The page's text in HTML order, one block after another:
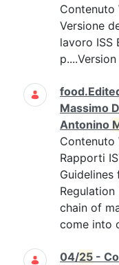
Contenuto
Versione
lavoro ISS
Massimo
Antonino
Contenuto
Rapporti
chain of
come into
04/25 -